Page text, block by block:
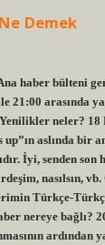
Demek
haber bülteni
21:00 arasında
neler? 18
aslında bir
İyi, senden son
nasılsın,
Türkçe-
nereye bağlı?
ardından